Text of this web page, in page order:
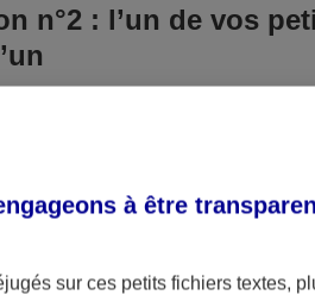
n°2 : l’un de vos
Aux yeux de la justice, le
et éventuelles indemnisations
si aucun responsable n’a été
à être
sur ces petits fichiers textes,